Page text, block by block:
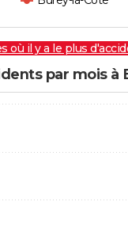
où il y a le plus
par mois à